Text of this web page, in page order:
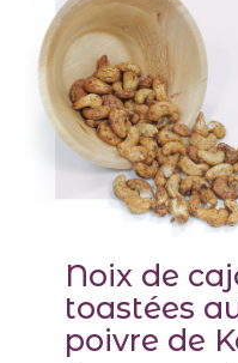
Noix de
toastées
poivre de